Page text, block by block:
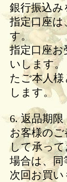
銀行振込
指定口座
す。
指定口座
いします
たご本人
します
6. 返品期
お客様の
して承っ
場合は、
次回お買